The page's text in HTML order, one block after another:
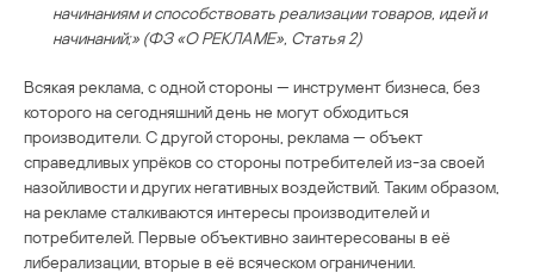
начинаниям и способствовать реализации товаров, идей и
начинаний;» (ФЗ «О РЕКЛАМЕ», Статья 2)
Всякая реклама, с одной стороны — инструмент бизнеса, без
которого на сегодняшний день не могут обходиться
производители. С другой стороны, реклама — объект
справедливых упрёков со стороны потребителей из-за своей
назойливости и других негативных воздействий. Таким образом,
на рекламе сталкиваются интересы производителей и
потребителей. Первые объективно заинтересованы в её
либерализации, вторые в её всяческом ограничении.